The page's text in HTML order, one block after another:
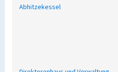
Abhitzekessel